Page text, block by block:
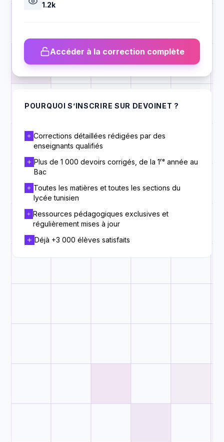
1.2k
Accéder à la correction complète
POURQUOI S’INSCRIRE SUR DEVOINET ?
Corrections détaillées rédigées par des
enseignants qualifiés
Plus de 1 000 devoirs corrigés, de la 1ʳᵉ année au
Bac
Toutes les matières et toutes les sections du
lycée tunisien
Ressources pédagogiques exclusives et
régulièrement mises à jour
Déjà +3 000 élèves satisfaits